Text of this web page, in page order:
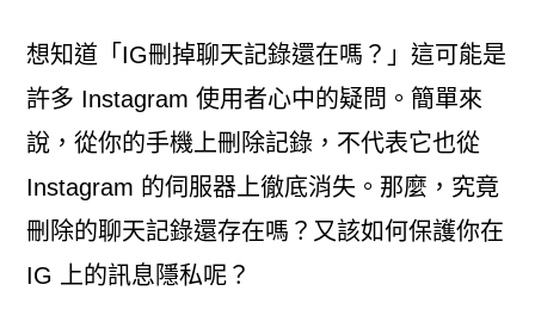
想知道「IG刪掉聊天記錄還在嗎？」這可能是
許多 Instagram 使用者心中的疑問。簡單來
說，從你的手機上刪除記錄，不代表它也從
Instagram 的伺服器上徹底消失。那麼，究竟
刪除的聊天記錄還存在嗎？又該如何保護你在
IG 上的訊息隱私呢？